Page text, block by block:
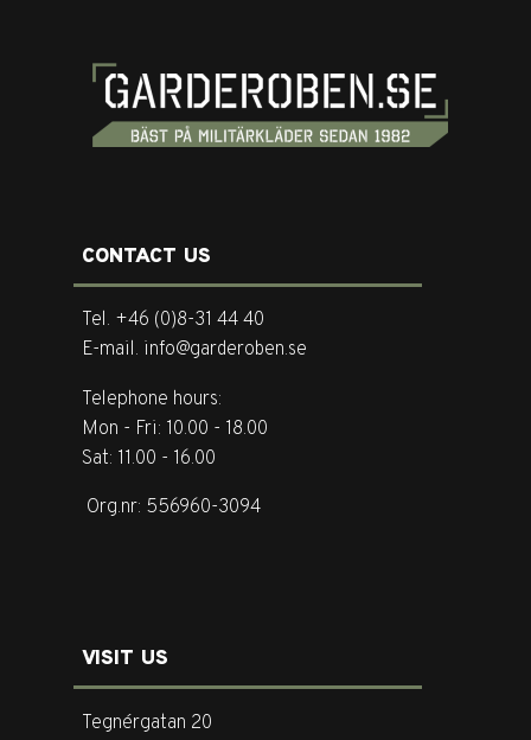
CONTACT US
Tel. +46 (0)8-31 44 40
E-mail. info@garderoben.se
Telephone hours:
Mon - Fri: 10.00 - 18.00
Sat: 11.00 - 16.00
Org.nr: 556960-3094
VISIT US
Tegnérgatan 20